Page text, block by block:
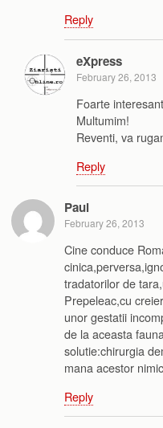
Reply
eXpress
February 26, 2013
Foarte
Multumim!
Reventi, va
Reply
Paul
February 26, 2013
Cine conduce
tradatorilor de
Prepeleac,cu
unor gestatii
de la aceasta
solutie:chirurgia
mana acestor
Reply